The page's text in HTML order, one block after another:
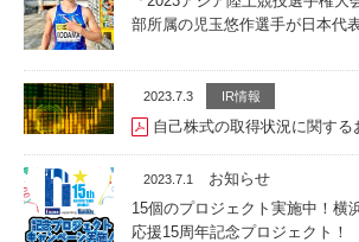
部所属の児玉悠作選手が日本代
2023.7.3 IR情報
自己株式の取得状況に関する
2023.7.1
お知らせ
15個のプロジェクト実施中！横
応援15周年記念プロジェクト！